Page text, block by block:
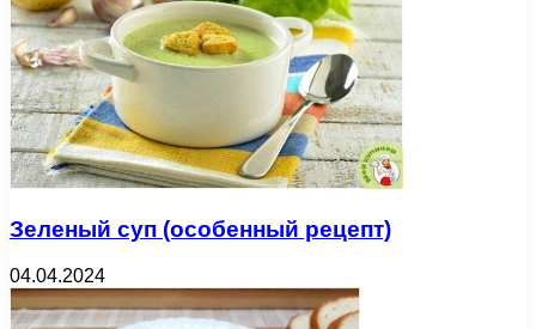
Зеленый суп (особенный рецепт)
04.04.2024